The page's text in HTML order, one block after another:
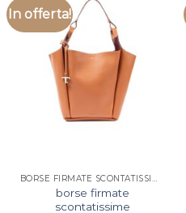
In offerta!
BORSE FIRMATE SCONTATISSIME
borse firmate
scontatissime